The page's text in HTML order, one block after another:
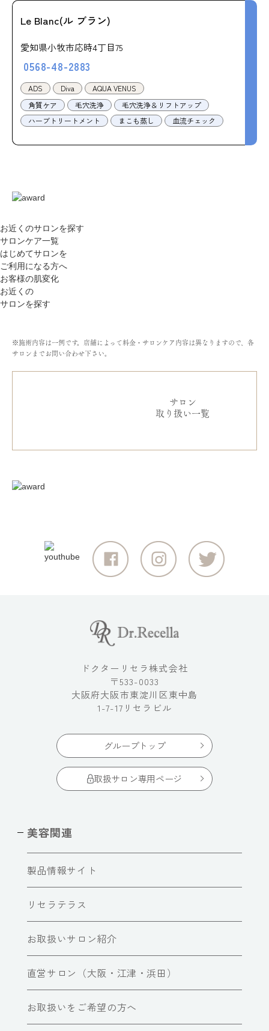
Le Blanc(ル ブラン)
愛知県小牧市応時4丁目75
0568-48-2883
ADS Diva
AQUA VENUS
角質ケア
毛穴洗浄
毛穴洗浄＆リフトアップ
ハーブトリートメント
まこも蒸し 血流チェック
お近くのサロンを探す
サロンケア一覧
はじめてサロンを
ご利用になる方へ
お客様の肌変化
お近くの
サロンを探す
※施術内容は一例です。店舗によって料金・サロンケア内容は異なりますので、各
サロンまでお問い合わせ下さい。
サロン
取り扱い一覧
ドクターリセラ株式会社
〒533-0033
大阪府大阪市東淀川区東中島
1-7-17リセラビル
グループトップ
取扱サロン専用ページ
美容関連
製品情報サイト
リセラテラス
お取扱いサロン紹介
直営サロン（大阪・江津・浜田）
お取扱いをご希望の方へ